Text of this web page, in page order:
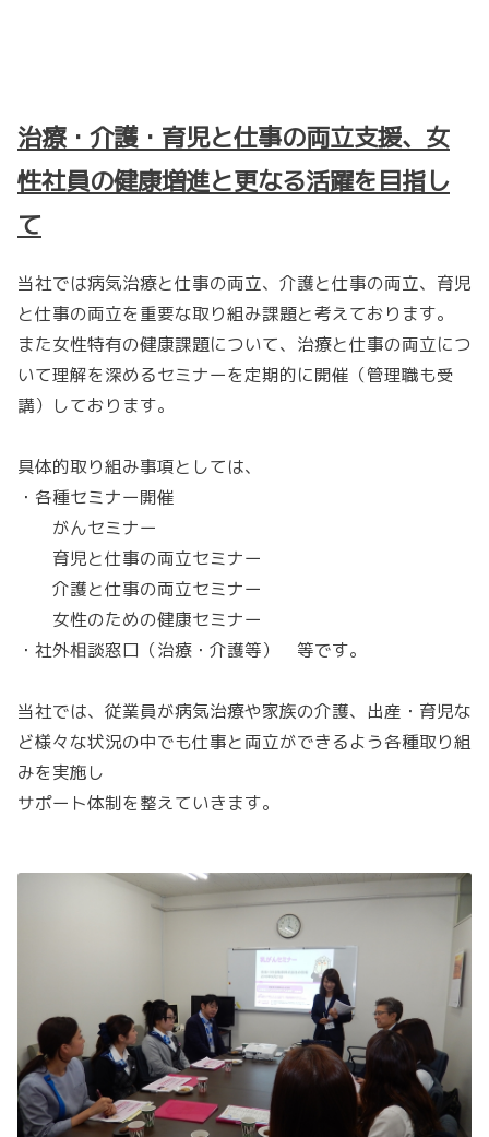
治療・介護・育児と仕事の両立支援、女
性社員の健康増進と更なる活躍を目指し
て
当社では病気治療と仕事の両立、介護と仕事の両立、育児
と仕事の両立を重要な取り組み課題と考えております。
また女性特有の健康課題について、治療と仕事の両立につ
いて理解を深めるセミナーを定期的に開催（管理職も受
講）しております。
具体的取り組み事項としては、
・各種セミナー開催
がんセミナー
育児と仕事の両立セミナー
介護と仕事の両立セミナー
女性のための健康セミナー
・社外相談窓口（治療・介護等） 等です。
当社では、従業員が病気治療や家族の介護、出産・育児な
ど様々な状況の中でも仕事と両立ができるよう各種取り組
みを実施し
サポート体制を整えていきます。